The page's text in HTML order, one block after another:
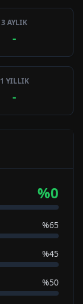
3 AYLIK
-
1 YILLIK
-
%0
%65
%45
%50